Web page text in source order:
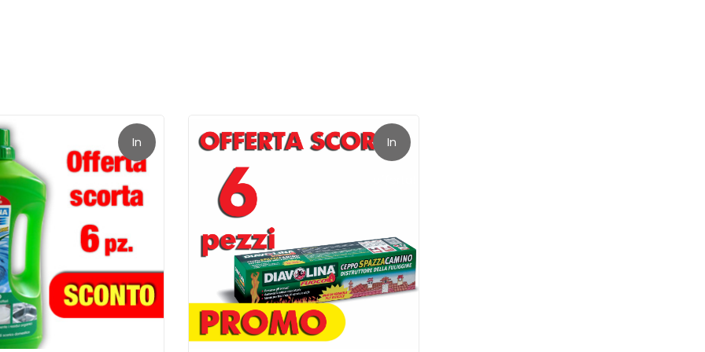
minimamente alterare il sapore e gli aromi dei cibi.
e accesi sui quattro angoli. In pochi istanti, il contenuto del sacco
per 2/3 persone, mentre utilizzando 2 sacchi si potrà cuocere una
vegetale di Sacco di Brace offrono una resa calorica molto superiore,
quantitativo di brace.
In In